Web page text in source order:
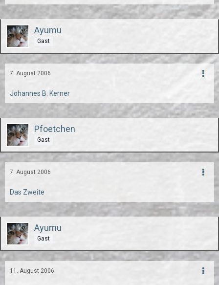
Ayumu
Gast
7. August 2006
Johannes B. Kerner
Pfoetchen
Gast
7. August 2006
Das Zweite
Ayumu
Gast
11. August 2006